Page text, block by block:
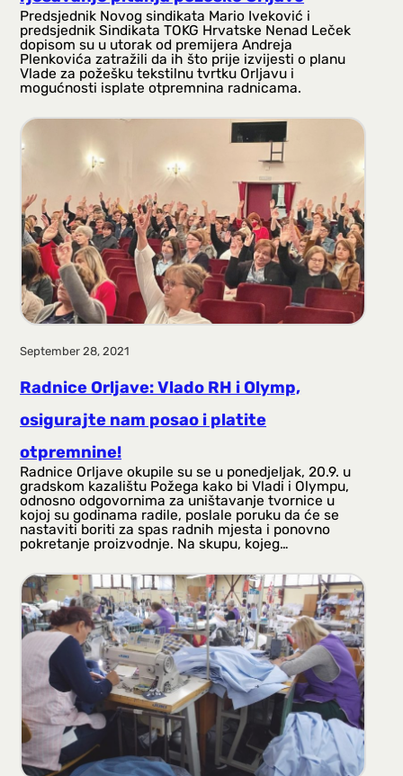
Predsjednik Novog sindikata Mario Iveković i
predsjednik Sindikata TOKG Hrvatske Nenad Leček
dopisom su u utorak od premijera Andreja
Plenkovića zatražili da ih što prije izvijesti o planu
Vlade za požešku tekstilnu tvrtku Orljavu i
mogućnosti isplate otpremnina radnicama.
September 28, 2021
Radnice Orljave: Vlado RH i Olymp,
osigurajte nam posao i platite
otpremnine!
Radnice Orljave okupile su se u ponedjeljak, 20.9. u
gradskom kazalištu Požega kako bi Vladi i Olympu,
odnosno odgovornima za uništavanje tvornice u
kojoj su godinama radile, poslale poruku da će se
nastaviti boriti za spas radnih mjesta i ponovno
pokretanje proizvodnje. Na skupu, kojeg…